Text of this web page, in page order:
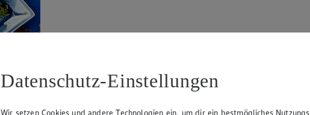
Datenschutz-Einstellungen
Wir setzen Cookies und andere Technologien ein, um dir ein bestmögliches